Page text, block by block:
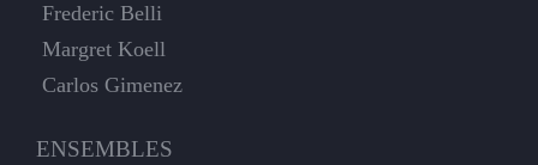
Frederic Belli
Margret Koell
Carlos Gimenez
ENSEMBLES